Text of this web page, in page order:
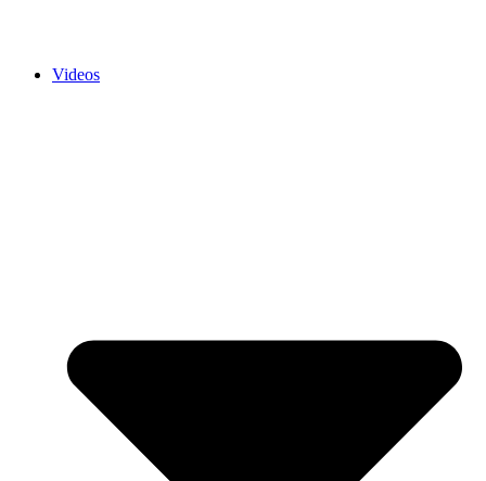
Videos